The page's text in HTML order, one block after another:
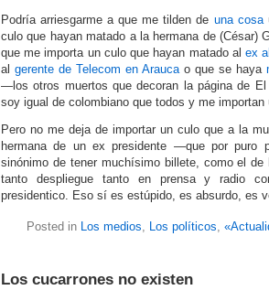
Podría arriesgarme a que me tilden de una cosa
culo que hayan matado a la hermana de (César)
que me importa un culo que hayan matado alex
al gerente de Telecom en Araucao que se haya
—los otros muertos que decoran la página de
soy igual de colombiano que todos y me
Pero no me deja de importar un culo que a la
hermana de un ex presidente —que por puro
sinónimo de tener muchísimo billete, como el
tanto despliegue tanto en prensa y radio
presidentico. Eso sí es estúpido, es absurdo, es
Posted in Los medios, Los políticos,
Los cucarrones no existen